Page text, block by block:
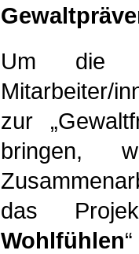
Um die
Mitarbeiter/
zur
bringen,
das
Wohlfühlen